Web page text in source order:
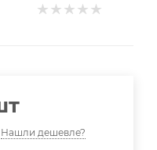
Нашли дешевле?